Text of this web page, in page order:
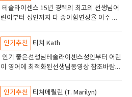
테솔라이센스 15년 경력의 최고의 선생님어
린이부터 성인까지 다 좋아함연장율 아주 높
면 아 역시 잉글리쉬700 선생이라고 판단할
것임.
인기추천
티쳐 Kath
인기 좋은선생님테솔라이센스성인부터 어린
이 영어에 최적화된선생님동영상 참조바람만
선생님
인기추천
티쳐메릴린 (T. Marilyn)